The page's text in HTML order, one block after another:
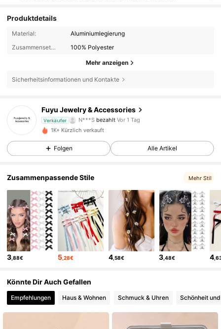
Produktdetails
Material:
Aluminiumlegierung
Zusammensetzung:
100% Polyester
Mehr anzeigen
Sicherheitsinformationen und Kontakte
Fuyu Jewelry & Accessories
Verkäufer
N***SbezahltVor 1 Tag
h***5istVor 1 Tag gefolgt
4,70
5 Follower
5 Follower
4,70 5 Follower
4,70 5 Follower
4,70 5 Follower
4,70 5 Follower
4,70
5 Follower
1K+ Kürzlich verkauft
Folgen Alle Artikel
Zusammenpassende Stile Mehr Stil
3 ,88€ 5 ,28€ 4,58€ 3 ,48€ 4
Könnte Dir Auch Gefallen
Empfehlungen Haus & Wohnen Schmuck & Uhren Schönheit